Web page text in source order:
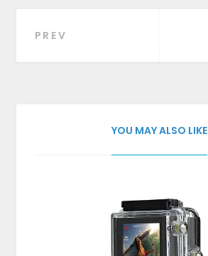
Beitragsnavigation
PREV
YOU MAY ALSO LIKE